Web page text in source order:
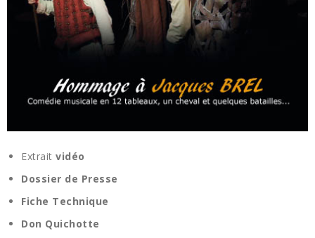
Extrait vidéo
Dossier de Presse
Fiche Technique
Don Quichotte